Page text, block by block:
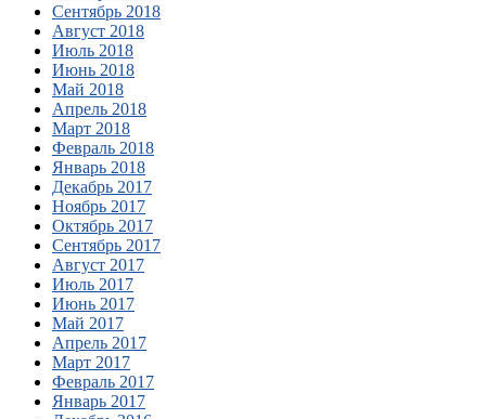
Сентябрь 2018
Август 2018
Июль 2018
Июнь 2018
Май 2018
Апрель 2018
Март 2018
Февраль 2018
Январь 2018
Декабрь 2017
Ноябрь 2017
Октябрь 2017
Сентябрь 2017
Август 2017
Июль 2017
Июнь 2017
Май 2017
Апрель 2017
Март 2017
Февраль 2017
Январь 2017